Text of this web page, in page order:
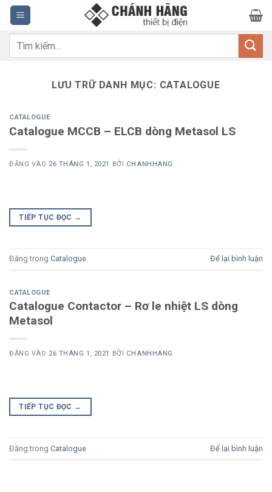
Bỏ
qua
nội
dung
Tìm
LƯU TRỮ DANH MỤC: CATALOGUE
CATALOGUE
Catalogue MCCB – ELCB dòng Metasol LS
ĐĂNG VÀO 26 THÁNG 1, 2021 BỞI CHANHHANG
TIẾP TỤC ĐỌC →
Đăng trong Catalogue Để lại bình luận
CATALOGUE
Catalogue Contactor – Rơ le nhiệt LS dòng
Metasol
ĐĂNG VÀO 26 THÁNG 1, 2021 BỞI CHANHHANG
TIẾP TỤC ĐỌC →
Đăng trong Catalogue Để lại bình luận